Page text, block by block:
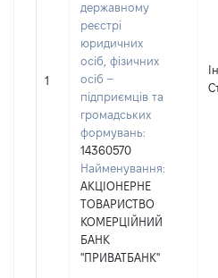
1
державному
реєстрі
юридичних
осіб, фізичних
осіб –
підприємців та
громадських
формувань:
14360570
Найменування:
АКЦІОНЕРНЕ
ТОВАРИСТВО
КОМЕРЦІЙНИЙ
БАНК
"ПРИВАТБАНК"